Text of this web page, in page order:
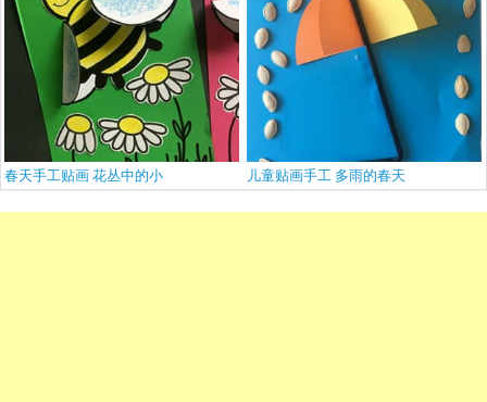
春天手工贴画 花丛中的小 儿童贴画手工 多雨的春天